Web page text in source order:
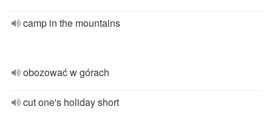
camp in the mountains
obozować w górach
cut one's holiday short